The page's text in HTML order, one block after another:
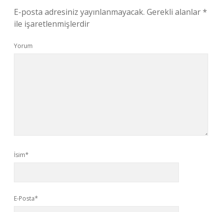
E-posta adresiniz yayınlanmayacak. Gerekli alanlar*
ile işaretlenmişlerdir
Yorum
İsim*
E-Posta*